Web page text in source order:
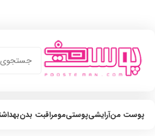
پوست منآرایشیپوستیمومراقبت بدن